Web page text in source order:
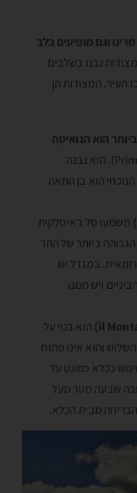
וגם מופיעים בלב
נבנו בשלבים
העיר. המצודות הן
הוא הגואיְטָה
או הפְּרימָה טורי (Prima Torri). הוא נבנה
המגדל הנוכחי הוא בן המאה
משמעו סל באיטלקית
ביותר של ההר
מצודה רומאית. במגדל יש
ויש ממנו
הוא בנוי על
והוא אינו פתוח
המגדל נבנה במאה ה-14 ושימש ככלא כמעט עד
שבעה מטר מעל
מבית הכלא.